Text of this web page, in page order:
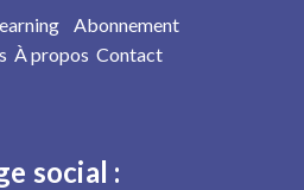
Abonnement
À propos Contact
social :